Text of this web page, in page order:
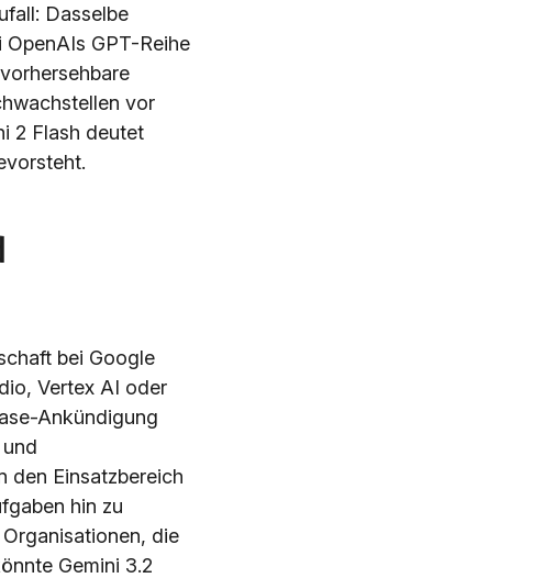
Dasselbe
GPT-Reihe
vor
2 Flash deutet
bei Google
Vertex AI oder
Ankündigung
den Einsatzbereich
hin zu
die
Gemini 3.2